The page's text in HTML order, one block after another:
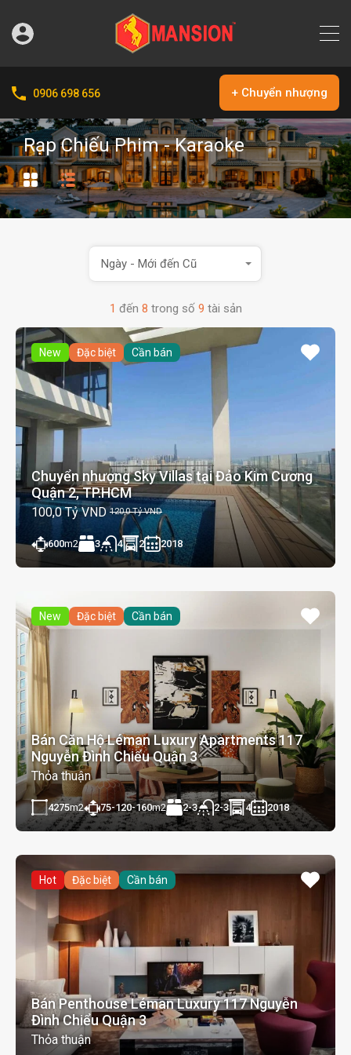
0906 698 656 + Chuyển nhượng
Rạp Chiếu Phim - Karaoke
1 đến 8 trong số 9 tài sản
Ngày - Mới đến Cũ
New Đặc biệt Cần bán
Chuyển nhượng Sky Villas tại Đảo Kim Cương
Quận 2, TP.HCM
100,0 Tỷ VND 120,0 Tỷ VND
600m2 3 4 2 2018
New Đặc biệt Cần bán
Bán Căn Hộ Léman Luxury Apartments 117
Nguyễn Đình Chiểu Quận 3
Thỏa thuận
4275m2 75-120-160m2 2-3 2-3 4 2018
Hot Đặc biệt Cần bán
Bán Penthouse Léman Luxury 117 Nguyễn
Đình Chiểu Quận 3
Thỏa thuận